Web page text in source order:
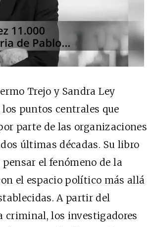
Trejo y Sandra Ley
los puntos centrales que
parte de las organizaciones
últimas décadas. Su libro
el fenómeno de la
el espacio político más allá
A partir del
criminal, los investigadores